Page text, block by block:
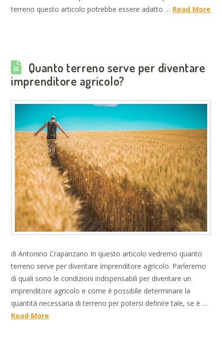
terreno questo articolo potrebbe essere adatto … Read More
Quanto terreno serve per diventare
imprenditore agricolo?
di Antonino Crapanzano In questo articolo vedremo quanto
terreno serve per diventare imprenditore agricolo. Parleremo
di quali sono le condizioni indispensabili per diventare un
imprenditore agricolo e come è possibile determinare la
quantità necessaria di terreno per potersi definire tale, se è …
Read More